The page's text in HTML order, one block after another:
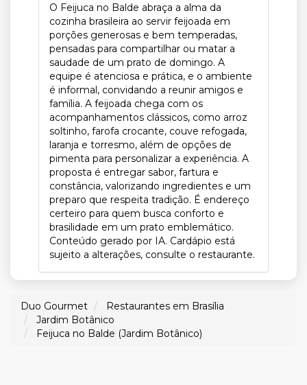
O Feijuca no Balde abraça a alma da
cozinha brasileira ao servir feijoada em
porções generosas e bem temperadas,
pensadas para compartilhar ou matar a
saudade de um prato de domingo. A
equipe é atenciosa e prática, e o ambiente
é informal, convidando a reunir amigos e
família. A feijoada chega com os
acompanhamentos clássicos, como arroz
soltinho, farofa crocante, couve refogada,
laranja e torresmo, além de opções de
pimenta para personalizar a experiência. A
proposta é entregar sabor, fartura e
constância, valorizando ingredientes e um
preparo que respeita tradição. É endereço
certeiro para quem busca conforto e
brasilidade em um prato emblemático.
Conteúdo gerado por IA. Cardápio está
sujeito a alterações, consulte o restaurante.
Duo Gourmet
Restaurantes em Brasília
Jardim Botânico
Feijuca no Balde (Jardim Botânico)